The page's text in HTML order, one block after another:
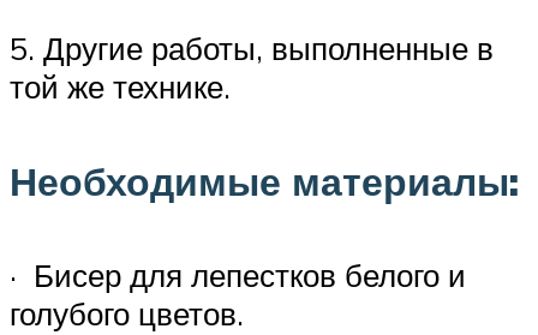
5. Другие работы, выполненные в
той же технике.
Необходимые материалы:
· Бисер для лепестков белого и
голубого цветов.